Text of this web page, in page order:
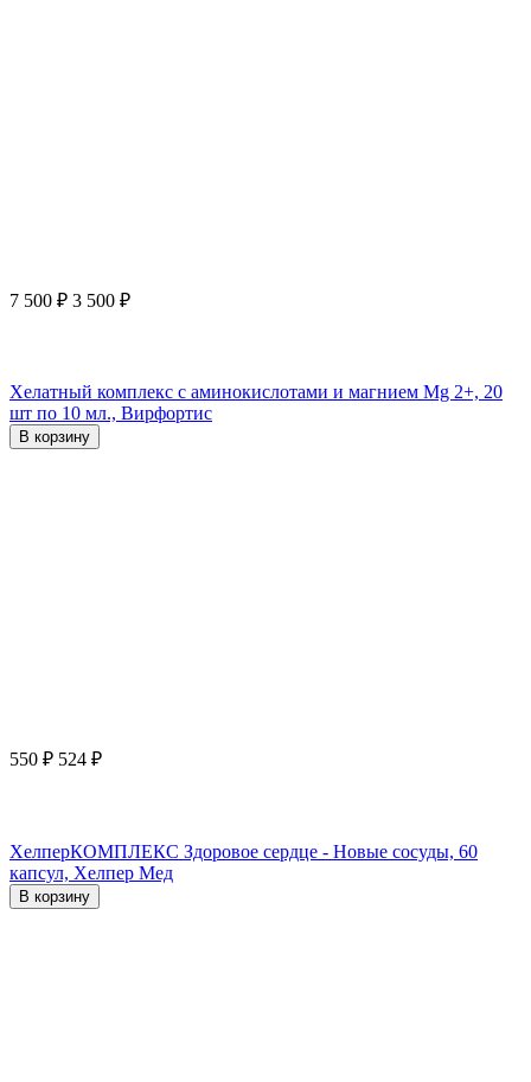
7 500 ₽ 3 500 ₽
Хелатный комплекс с аминокислотами и магнием Mg 2+, 20
шт по 10 мл., Вирфортис
В корзину
550 ₽ 524 ₽
ХелперКОМПЛЕКС Здоровое сердце - Новые сосуды, 60
капсул, Хелпер Мед
В корзину